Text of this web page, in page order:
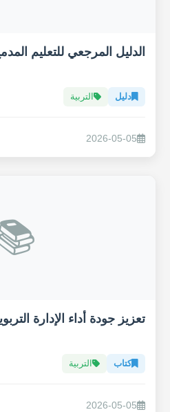
الدليل المرجعي للتعليم
دليل التربية
2026-05-05
تعزيز جودة أداء الإدارة
كتاب التربية
2026-05-05